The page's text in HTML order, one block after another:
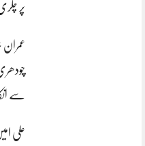
پر چکری میں 16
سے
علی